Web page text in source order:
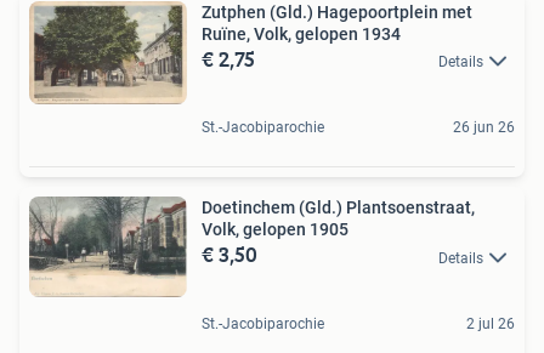
Zutphen (Gld.) Hagepoortplein met
Ruïne, Volk, gelopen 1934
€ 2,75 Details
St.-Jacobiparochie 26 jun 26
Doetinchem (Gld.) Plantsoenstraat,
Volk, gelopen 1905
€ 3,50 Details
St.-Jacobiparochie 2 jul 26